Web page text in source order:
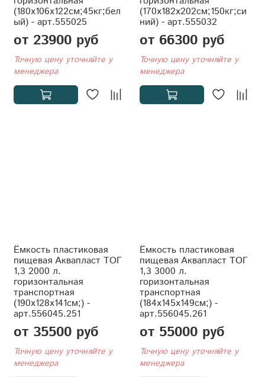
(180x106x122см;45кг;бел
ый) - арт.555025
от 23900 руб
Точную цену уточняйте у
менеджера
(170x182x202см;150кг;си
ний) - арт.555032
от 66300 руб
Точную цену уточняйте у
менеджера
Ёмкость пластиковая
пищевая Аквапласт ТОГ
1,3 2000 л.
горизонтальная
транспортная
(190x128x141см;) -
арт.556045.251
от 35500 руб
Точную цену уточняйте у
менеджера
Ёмкость пластиковая
пищевая Аквапласт ТОГ
1,3 3000 л.
горизонтальная
транспортная
(184x145x149см;) -
арт.556045.261
от 55000 руб
Точную цену уточняйте у
менеджера